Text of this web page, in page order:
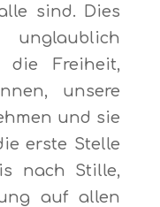
sind. Dies
die Freiheit,
unsere
und sie
erste Stelle
nach Stille,
auf allen